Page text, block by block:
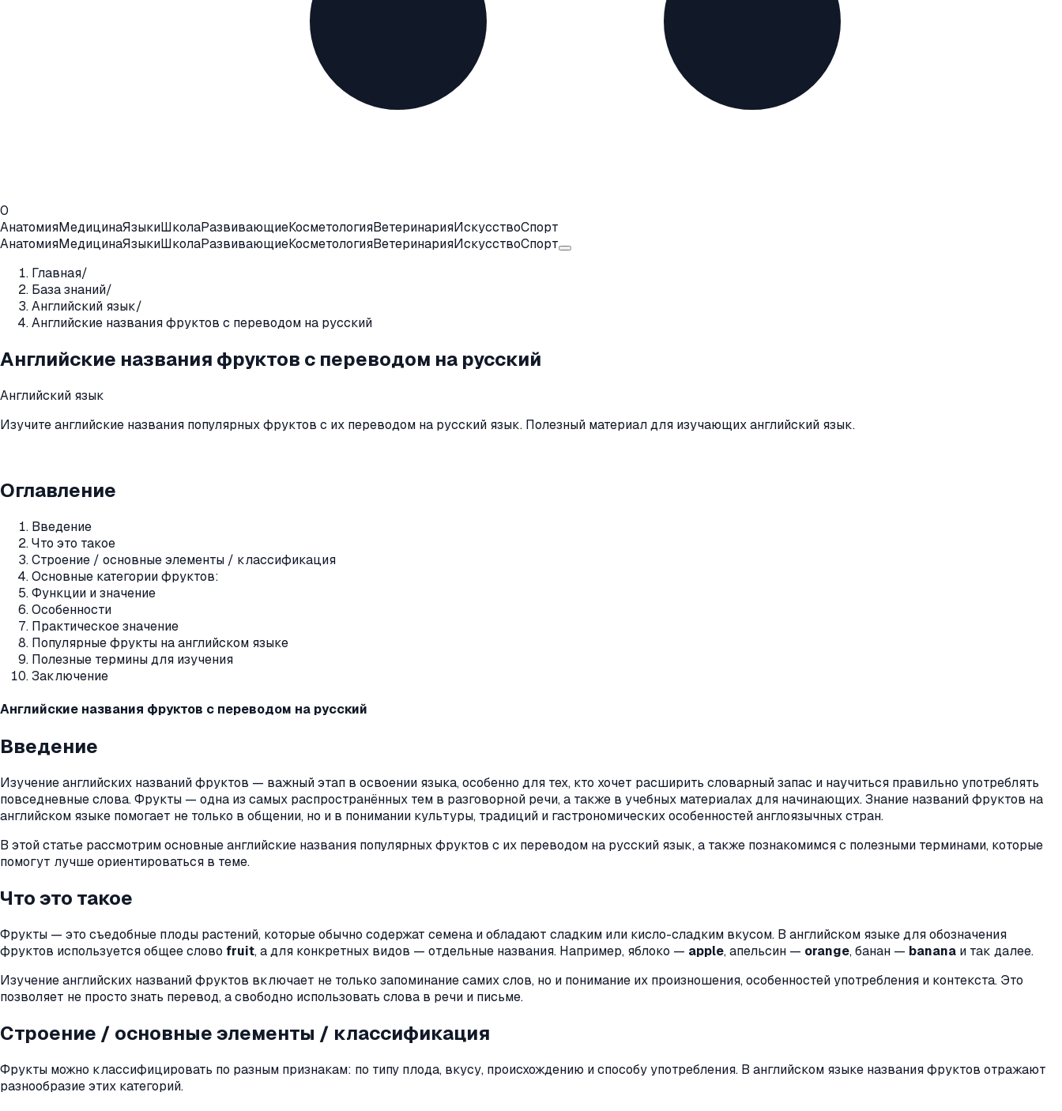
0
АнатомияМедицинаЯзыкиШколаРазвивающиеКосметологияВетеринарияИскусствоСпорт
АнатомияМедицинаЯзыкиШколаРазвивающиеКосметологияВетеринарияИскусствоСпорт
Главная/
База знаний/
Английский язык/
Английские названия фруктов с переводом на русский
Английские названия фруктов с переводом на русский
Английский язык
Изучите английские названия популярных фруктов с их переводом на русский язык. Полезный материал для изучающих английский язык.
Оглавление
Введение
Что это такое
Строение / основные элементы / классификация
Основные категории фруктов:
Функции и значение
Особенности
Практическое значение
Популярные фрукты на английском языке
Полезные термины для изучения
Заключение
Английские названия фруктов с переводом на русский
Введение
Изучение английских названий фруктов — важный этап в освоении языка, особенно для тех, кто хочет расширить словарный запас и научиться правильно употреблять
повседневные слова. Фрукты — одна из самых распространённых тем в разговорной речи, а также в учебных материалах для начинающих. Знание названий фруктов на
английском языке помогает не только в общении, но и в понимании культуры, традиций и гастрономических особенностей англоязычных стран.
В этой статье рассмотрим основные английские названия популярных фруктов с их переводом на русский язык, а также познакомимся с полезными терминами, которые
помогут лучше ориентироваться в теме.
Что это такое
Фрукты — это съедобные плоды растений, которые обычно содержат семена и обладают сладким или кисло-сладким вкусом. В английском языке для обозначения
фруктов используется общее слово fruit, а для конкретных видов — отдельные названия. Например, яблоко — apple, апельсин — orange, банан — banana и так далее.
Изучение английских названий фруктов включает не только запоминание самих слов, но и понимание их произношения, особенностей употребления и контекста. Это
позволяет не просто знать перевод, а свободно использовать слова в речи и письме.
Строение / основные элементы / классификация
Фрукты можно классифицировать по разным признакам: по типу плода, вкусу, происхождению и способу употребления. В английском языке названия фруктов отражают
разнообразие этих категорий.